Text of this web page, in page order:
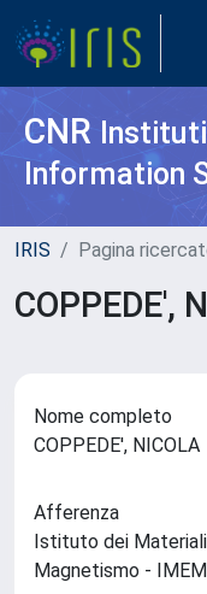
CNR
Information
IRIS Pagina
COPPEDE',
Nome completo
COPPEDE', NICOLA
Afferenza
Istituto dei
Magnetismo - IMEM